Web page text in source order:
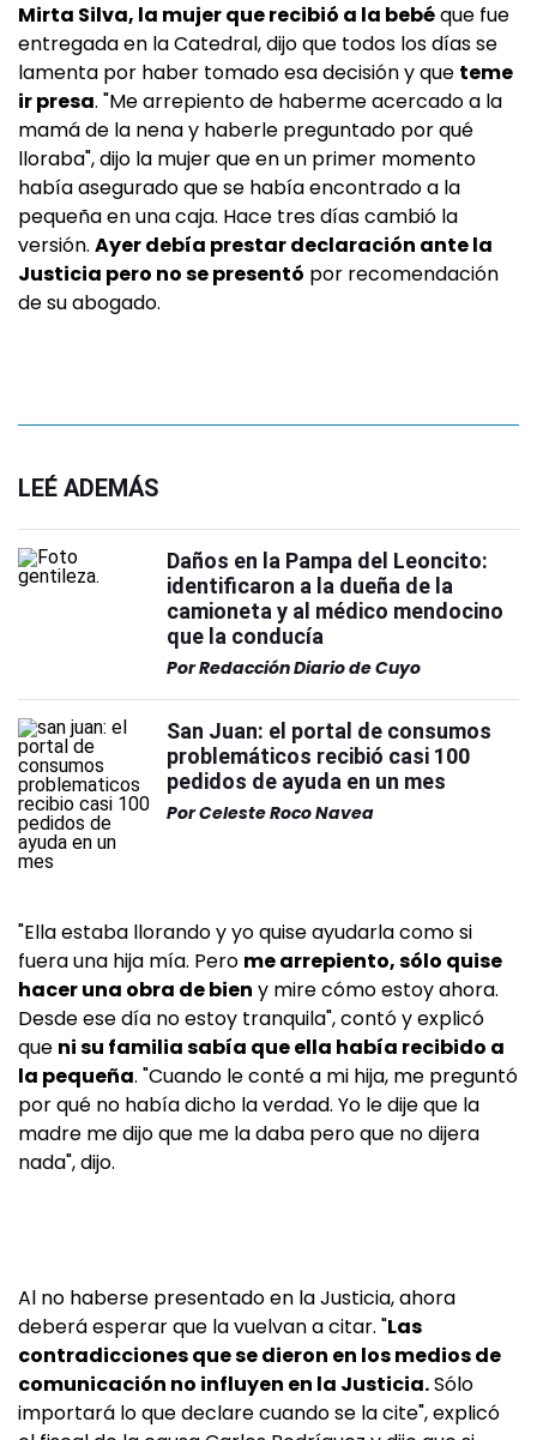
Mirta Silva, la mujer que recibió a la bebéque fue
entregada en la Catedral, dijo que todos los días se
lamenta por haber tomado esa decisión y que teme
ir presa. "Me arrepiento de haberme acercado a la
mamá de la nena y haberle preguntado por qué
lloraba", dijo la mujer que en un primer momento
había asegurado que se había encontrado a la
pequeña en una caja. Hace tres días cambió la
versión. Ayer debía prestar declaración ante la
Justicia pero no se presentó por recomendación
de su abogado.
LEÉ ADEMÁS
Daños en la Pampa del Leoncito:
identificaron a la dueña de la
camioneta y al médico mendocino
que la conducía
PorRedacción Diario de Cuyo
San Juan: el portal de consumos
problemáticos recibió casi 100
pedidos de ayuda en un mes
PorCeleste Roco Navea
"Ella estaba llorando y yo quise ayudarla como si
fuera una hija mía. Pero me arrepiento, sólo quise
hacer una obra de bien y mire cómo estoy ahora.
Desde ese día no estoy tranquila", contó y explicó
que ni su familia sabía que ella había recibido a
la pequeña. "Cuando le conté a mi hija, me preguntó
por qué no había dicho la verdad. Yo le dije que la
madre me dijo que me la daba pero que no dijera
nada", dijo.
Al no haberse presentado en la Justicia, ahora
deberá esperar que la vuelvan a citar. "Las
contradicciones que se dieron en los medios de
comunicación no influyen en la Justicia.Sólo
importará lo que declare cuando se la cite", explicó